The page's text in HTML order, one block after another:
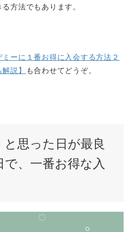
方法でもあります。
ミーに１番お得に入会する方法２
説】
も合わせてどうぞ。
思った日が最良
、一番お得な入